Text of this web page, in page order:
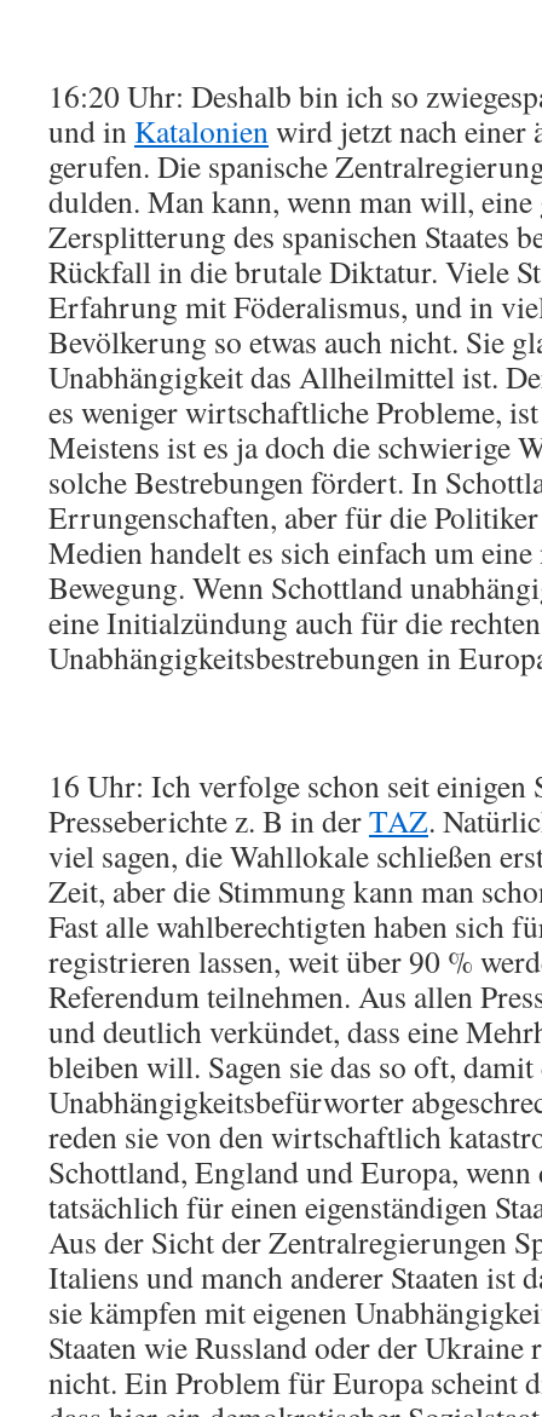
16:20 Uhr: Deshalb bin ich so
und in Katalonienwird jetzt nach einer
gerufen. Die spanische
dulden. Man kann, wenn man will, eine
Zersplitterung des spanischen Staates
Rückfall in die brutale Diktatur. Viele
Erfahrung mit Föderalismus, und in
Bevölkerung so etwas auch nicht. Sie
Unabhängigkeit das Allheilmittel ist.
es weniger wirtschaftliche Probleme,
Meistens ist es ja doch die schwierige
solche Bestrebungen fördert. In
Errungenschaften, aber für die
Medien handelt es sich einfach um
Bewegung. Wenn Schottland
eine Initialzündung auch für die
Unabhängigkeitsbestrebungen in
16 Uhr: Ich verfolge schon seit einigen
Presseberichte z. B in derTAZ.
viel sagen, die Wahllokale schließen
Zeit, aber die Stimmung kann man
Fast alle wahlberechtigten haben sich
registrieren lassen, weit über 90 %
Referendum teilnehmen. Aus allen
und deutlich verkündet, dass eine
bleiben will. Sagen sie das so oft,
Unabhängigkeitsbefürworter
reden sie von den wirtschaftlich
Schottland, England und Europa, wenn
tatsächlich für einen eigenständigen
Aus der Sicht der Zentralregierungen
Italiens und manch anderer Staaten ist
sie kämpfen mit eigenen
Staaten wie Russland oder der Ukraine
nicht. Ein Problem für Europa scheint